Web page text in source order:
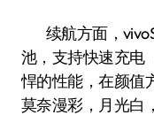
续航方面，
池，支持快速充电
悍的性能，在颜值
莫奈漫彩，月光白